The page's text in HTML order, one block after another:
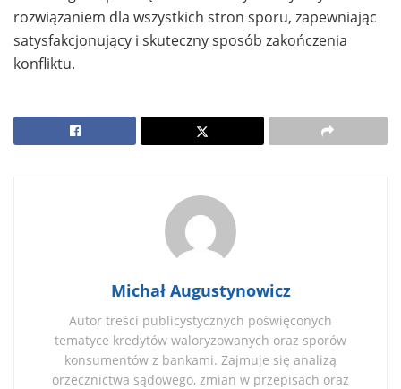
rozwiązaniem dla wszystkich stron sporu, zapewniając
satysfakcjonujący i skuteczny sposób zakończenia
konfliktu.
Michał Augustynowicz
Autor treści publicystycznych poświęconych
tematyce kredytów waloryzowanych oraz sporów
konsumentów z bankami. Zajmuje się analizą
orzecznictwa sądowego, zmian w przepisach oraz